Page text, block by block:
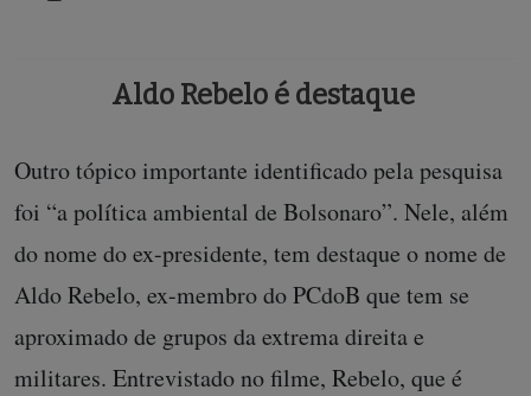
Aldo Rebelo é destaque
Outro tópico importante identificado pela pesquisa
foi “a política ambiental de Bolsonaro”. Nele, além
do nome do ex-presidente, tem destaque o nome de
Aldo Rebelo, ex-membro do PCdoB que tem se
aproximado de grupos da extrema direita e
militares. Entrevistado no filme, Rebelo, que é